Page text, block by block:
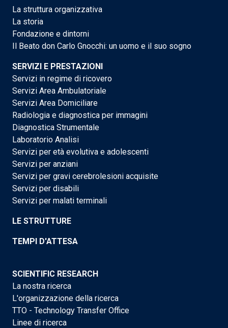
La struttura organizzativa
La storia
Fondazione e dintorni
Il Beato don Carlo Gnocchi: un uomo e il suo sogno
SERVIZI E PRESTAZIONI
Servizi in regime di ricovero
Servizi Area Ambulatoriale
Servizi Area Domiciliare
Radiologia e diagnostica per immagini
Diagnostica Strumentale
Laboratorio Analisi
Servizi per età evolutiva e adolescenti
Servizi per anziani
Servizi per gravi cerebrolesioni acquisite
Servizi per disabili
Servizi per malati terminali
LE STRUTTURE
TEMPI D'ATTESA
SCIENTIFIC RESEARCH
La nostra ricerca
L'organizzazione della ricerca
TTO - Technology Transfer Office
Linee di ricerca